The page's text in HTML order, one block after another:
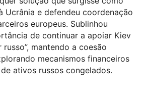
Ucrânia e defendeu coordenação
europeus. Sublinhou
de continuar a apoiar Kiev
mantendo a coesão
mecanismos financeiros
ativos russos congelados.